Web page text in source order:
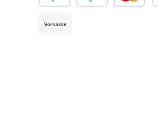
Vorkasse